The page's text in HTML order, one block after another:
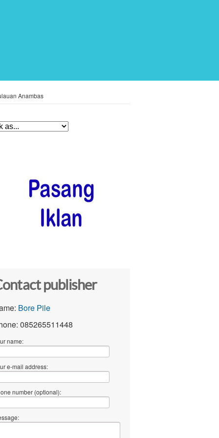
Anambas
publisher
Bore Pile
085265511448
name:
e-mail address:
number (optional):